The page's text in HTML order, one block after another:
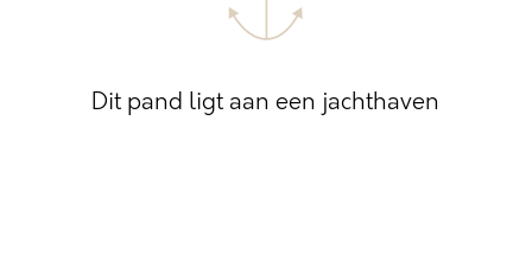
Dit pand ligt aan een jachthaven